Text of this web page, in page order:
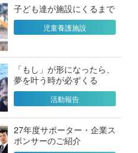
子ども達が施設にくるまで
児童養護施設
「もし」が形になったら、
夢を叶う時が必ずくる
活動報告
27年度サポーター・企業ス
ポンサーのご紹介